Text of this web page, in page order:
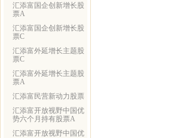
汇添富国企创新增长股
票A
汇添富国企创新增长股
票C
汇添富外延增长主题股
票C
汇添富外延增长主题股
票A
汇添富民营新动力股票
汇添富开放视野中国优
势六个月持有股票A
汇添富开放视野中国优